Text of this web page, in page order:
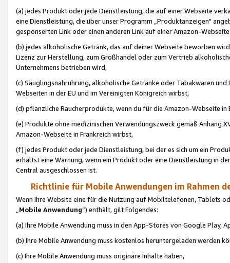
(a) jedes Produkt oder jede Dienstleistung, die auf einer Webseite
eine Dienstleistung, die über unser Programm „Produktanzeigen"
gesponserten Link oder einen anderen Link auf einer Amazon-
(b) jedes alkoholische Getränk, das auf deiner Webseite beworben
Lizenz zur Herstellung, zum Großhandel oder zum Vertrieb
Unternehmens betrieben wird,
(c) Säuglingsnahruhrung, alkoholische Getränke oder Tabakwaren
Webseiten in der EU und im Vereinigten Königreich wirbst,
(d) pflanzliche Raucherprodukte, wenn du für die Amazon-Webseite in
(e) Produkte ohne medizinischen Verwendungszweck gemäß Anhang
Amazon-Webseite in Frankreich wirbst,
(f) jedes Produkt oder jede Dienstleistung, bei der es sich um ein
erhältst eine Warnung, wenn ein Produkt oder eine Dienstleistung in
Central ausgeschlossen ist.
Richtlinie für Mobile Anwendungen im Rahmen
Wenn Ihre Website eine für die Nutzung auf Mobiltelefonen, Tablets
„Mobile Anwendung“) enthält, gilt Folgendes:
(a) Ihre Mobile Anwendung muss in den App-Stores von Google Play,
(b) Ihre Mobile Anwendung muss kostenlos heruntergeladen werden
(c) Ihre Mobile Anwendung muss originäre Inhalte haben,